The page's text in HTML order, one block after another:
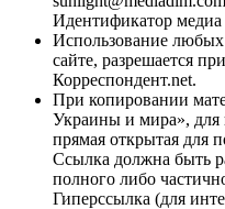
Идентификатор
Использование
сайте, разрешается
Корреспондент.net.
При копировании
Украины и мира», для
прямая открытая для
Ссылка должна быть
полного либо
Гиперссылка (для